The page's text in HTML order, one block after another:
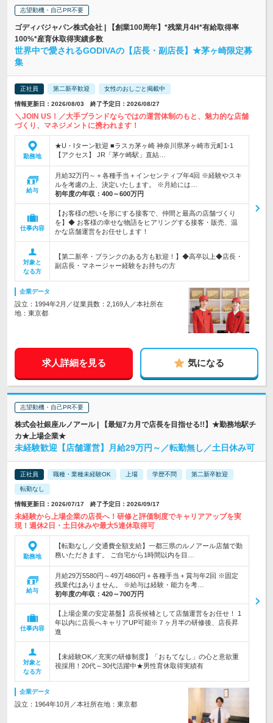
志望動機・自己PR不要
ゴディバジャパン株式会社 | 【創業100周年】*残業月4H*有給取得率
100%*産育休取得実績多数
世界中で愛されるGODIVAの【店長・副店長】★茅ヶ崎限定募
集
正社員 第二新卒歓迎 女性のおしごと掲載中
情報更新日：2026/08/03 終了予定日：2026/08/27
＼JOIN US！／大手ブランドならではの運営体制のもと、魅力的な店舗
づくり、マネジメントに携われます！
勤務地
★U・Iターン歓迎 ■ラスカ茅ヶ崎 神奈川県茅ヶ崎市元町1-1
【アクセス】 JR「茅ケ崎駅」直結…
給与
月給32万円～＋各種手当＋インセンティブ年4回 ※経験やスキ
ルを考慮の上、決定いたします。 ※月給には…
初年度の年収： 400～600万円
仕事内容
【お客様の想いを形にする接客で、仲間と最高の店舗づくり
を】◆ お客様の幸せな物語をヒアリングする接客・販売、温
かな店舗運営をお任せします！
対象と
なる方
【第二新卒・ブランクのある方も歓迎！】◆高卒以上◆店長・
副店長・マネージャー経験をお持ちの方
企業データ
設立：1994年2月／従業員数：2,169人／本社所在
地：東京都
求人詳細を見る 気になる
志望動機・自己PR不要
株式会社銀座ルノアール | 【最短7カ月で店長を目指せる!!】★勤務地駅チ
カ★上場企業★
未経験歓迎【店舗運営】月給29万円～／転勤無し／土日休み可
正社員 職種・業種未経験OK 上場 学歴不問 第二新卒歓迎
転勤なし
情報更新日：2026/07/17 終了予定日：2026/09/17
未経験から上場企業の店長へ！研修と評価制度でキャリアアップを実
現！週休2日・土日休みや最大5連休取得可
勤務地
【転勤なし／交通費全額支給】一都三県のルノアール店舗で勤
務いただきます。 ご自宅から1時間以内を目…
給与
月給29万5580円～49万4860円＋各種手当＋賞与年2回 ※固定
残業代はありません。 ※給与は経験・能力を考…
初年度の年収： 420～700万円
仕事内容
【上場企業の安定基盤】店長候補として店舗運営をお任せ！ 1
年以内に店長へキャリアUP可能※７ヶ月半の研修後、店長昇
進
対象と
なる方
【未経験OK／充実の研修制度】「おもてなし」の心と意欲重
視採用！20代～30代活躍中★男性育休取得実績有
企業データ
設立：1964年10月／本社所在地：東京都